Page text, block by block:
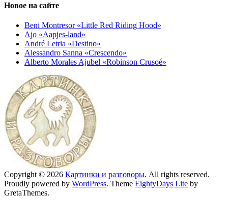
Новое на сайте
Beni Montresor «Little Red Riding Hood»
Ajo «Aapjes-land»
André Letria «Destino»
Alessandro Sanna «Crescendo»
Alberto Morales Ajubel «Robinson Crusoé»
Copyright © 2026 Картинки и разговоры. All rights reserved.
Proudly powered by WordPress. Theme EightyDays Lite by
GretaThemes.